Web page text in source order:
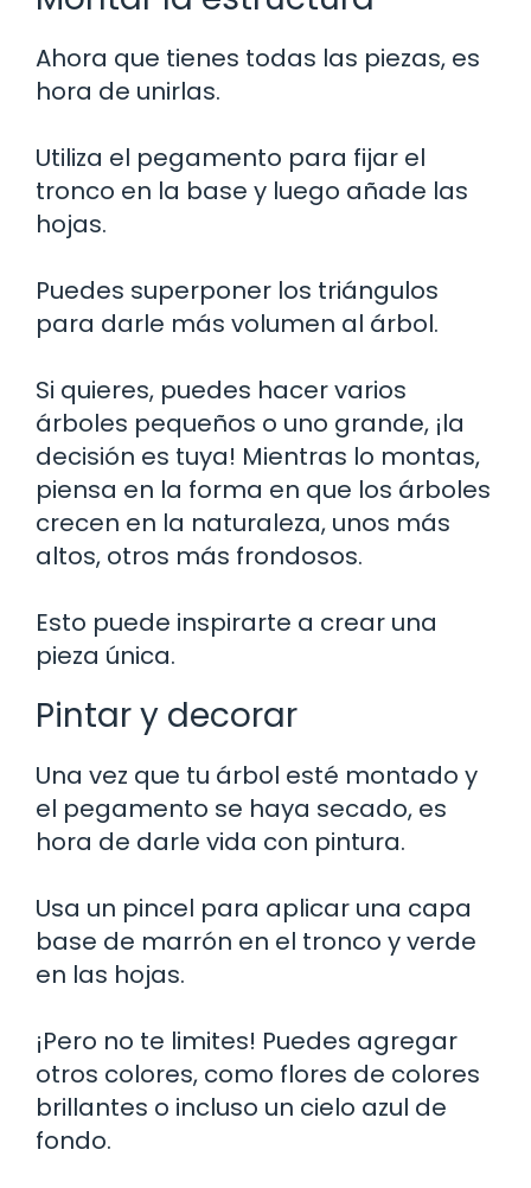
Ahora que tienes todas las piezas, es
hora de unirlas.
Utiliza el pegamento para fijar el
tronco en la base y luego añade las
hojas.
Puedes superponer los triángulos
para darle más volumen al árbol.
Si quieres, puedes hacer varios
árboles pequeños o uno grande, ¡la
decisión es tuya! Mientras lo montas,
piensa en la forma en que los árboles
crecen en la naturaleza, unos más
altos, otros más frondosos.
Esto puede inspirarte a crear una
pieza única.
Pintar y decorar
Una vez que tu árbol esté montado y
el pegamento se haya secado, es
hora de darle vida con pintura.
Usa un pincel para aplicar una capa
base de marrón en el tronco y verde
en las hojas.
¡Pero no te limites! Puedes agregar
otros colores, como flores de colores
brillantes o incluso un cielo azul de
fondo.